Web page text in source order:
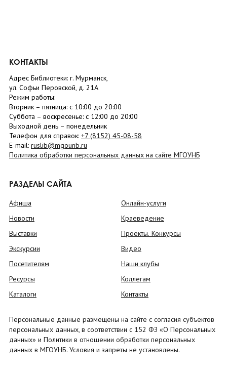
КОНТАКТЫ
Адрес Библиотеки: г. Мурманск,
ул. Софьи Перовской, д. 21А
Режим работы:
Вторник – пятница: с 10:00 до 20:00
Суббота – воскресенье: c 12:00 до 20:00
Выходной день – понедельник
Телефон для справок: +7 (8152) 45-08-58
E-mail: ruslib@mgounb.ru
Политика обработки персональных данных на сайте МГОУНБ
РАЗДЕЛЫ САЙТА
Афиша
Новости
Выставки
Экскурсии
Посетителям
Ресурсы
Каталоги
Онлайн-услуги
Краеведение
Проекты. Конкурсы
Видео
Наши клубы
Коллегам
Контакты
Персональные данные размещены на сайте с согласия субъектов
персональных данных, в соответствии с 152 ФЗ «О Персональных
данных» и Политики в отношении обработки персональных
данных в МГОУНБ. Условия и запреты не установлены.